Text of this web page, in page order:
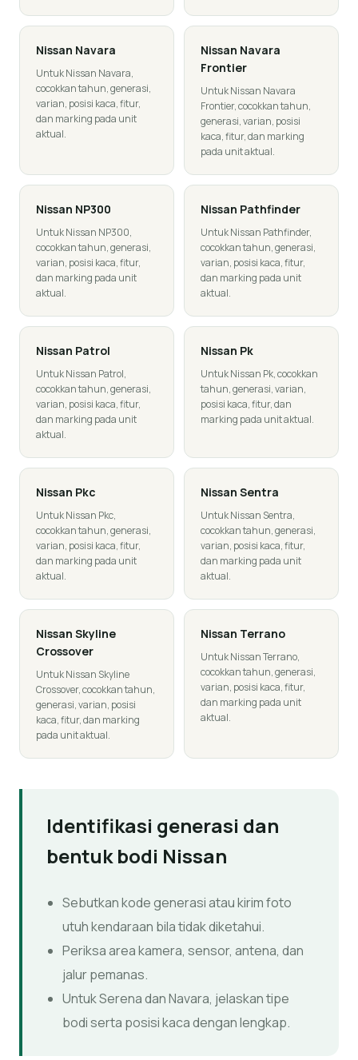
Nissan Navara
Untuk Nissan Navara,
cocokkan tahun, generasi,
varian, posisi kaca, fitur,
dan marking pada unit
aktual.
Nissan Navara
Frontier
Untuk Nissan Navara
Frontier, cocokkan tahun,
generasi, varian, posisi
kaca, fitur, dan marking
pada unit aktual.
Nissan NP300
Untuk Nissan NP300,
cocokkan tahun, generasi,
varian, posisi kaca, fitur,
dan marking pada unit
aktual.
Nissan Pathfinder
Untuk Nissan Pathfinder,
cocokkan tahun, generasi,
varian, posisi kaca, fitur,
dan marking pada unit
aktual.
Nissan Patrol
Untuk Nissan Patrol,
cocokkan tahun, generasi,
varian, posisi kaca, fitur,
dan marking pada unit
aktual.
Nissan Pk
Untuk Nissan Pk, cocokkan
tahun, generasi, varian,
posisi kaca, fitur, dan
marking pada unit aktual.
Nissan Pkc
Untuk Nissan Pkc,
cocokkan tahun, generasi,
varian, posisi kaca, fitur,
dan marking pada unit
aktual.
Nissan Sentra
Untuk Nissan Sentra,
cocokkan tahun, generasi,
varian, posisi kaca, fitur,
dan marking pada unit
aktual.
Nissan Skyline
Crossover
Untuk Nissan Skyline
Crossover, cocokkan tahun,
generasi, varian, posisi
kaca, fitur, dan marking
pada unit aktual.
Nissan Terrano
Untuk Nissan Terrano,
cocokkan tahun, generasi,
varian, posisi kaca, fitur,
dan marking pada unit
aktual.
Identifikasi generasi dan
bentuk bodi Nissan
Sebutkan kode generasi atau kirim foto
utuh kendaraan bila tidak diketahui.
Periksa area kamera, sensor, antena, dan
jalur pemanas.
Untuk Serena dan Navara, jelaskan tipe
bodi serta posisi kaca dengan lengkap.